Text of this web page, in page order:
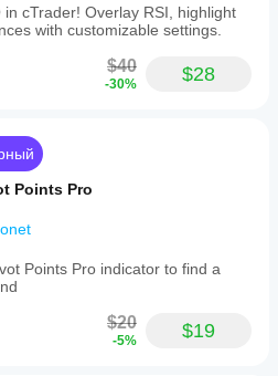
cTrader! Overlay RSI, highlight
with customizable settings.
$40
-30% $28
Points Pro
Points Pro indicator to find a
$20
-5% $19